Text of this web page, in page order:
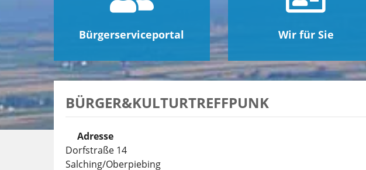
Bürgerserviceportal Wir für Sie
BÜRGER&KULTURTREFFPUNK
Adresse
Dorfstraße 14
Salching/Oberpiebing